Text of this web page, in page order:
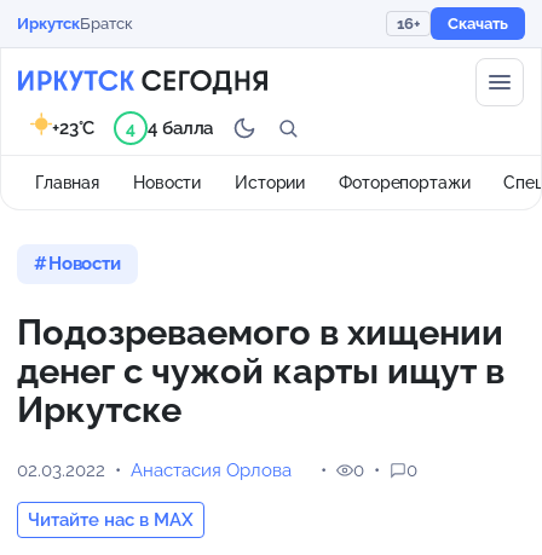
ИркутскБратск 16+ Скачать
Главная Новости Истории Фоторепортажи
+23°C 4 4 балла
Новости
Подозреваемого в хищении
денег с чужой карты ищут в
Иркутске
02.03.2022 Анастасия Орлова
Читайте нас в MAX
0 0